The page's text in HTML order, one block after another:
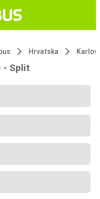
Hrvatska
- Split